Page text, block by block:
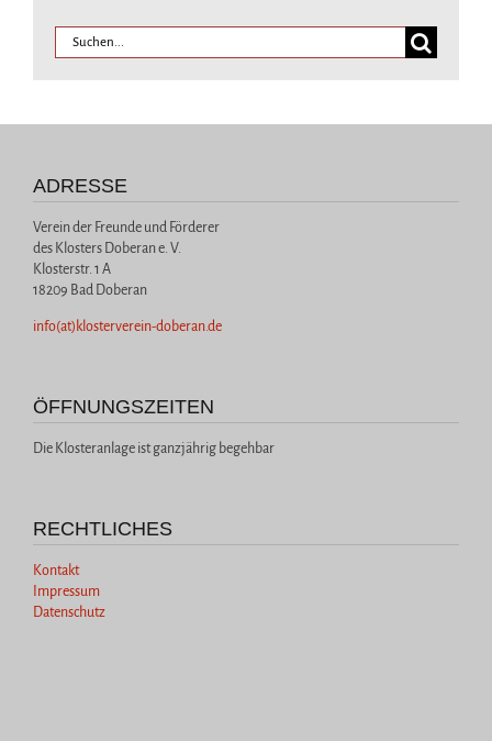
ADRESSE
Verein der Freunde und Förderer
des Klosters Doberan e. V.
Klosterstr. 1 A
18209 Bad Doberan
info(at)klosterverein-doberan.de
ÖFFNUNGSZEITEN
Die Klosteranlage ist ganzjährig begehbar
RECHTLICHES
Kontakt
Impressum
Datenschutz